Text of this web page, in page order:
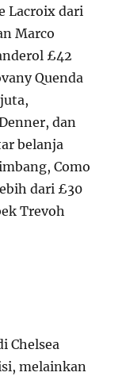
Lacroix dari
Marco
£42
Quenda
dan
belanja
Como
dari £30
Trevoh
Chelsea
melainkan